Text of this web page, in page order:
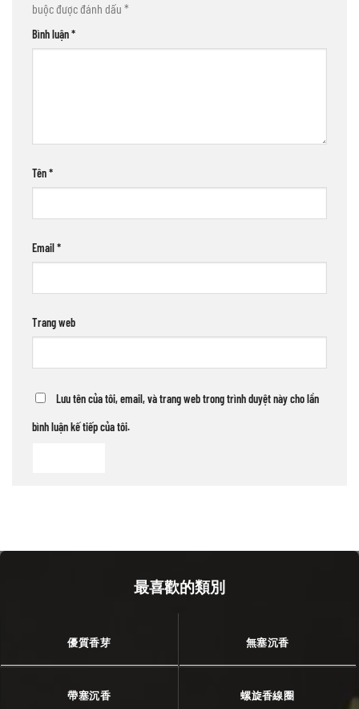
buộc được đánh dấu *
Bình luận*
Tên*
Email*
Trang web
Lưu tên của tôi, email, và trang web trong trình duyệt này cho lần
bình luận kế tiếp của tôi.
最喜歡的類別
優質香芽 無塞沉香
帶塞沉香 螺旋香線圈